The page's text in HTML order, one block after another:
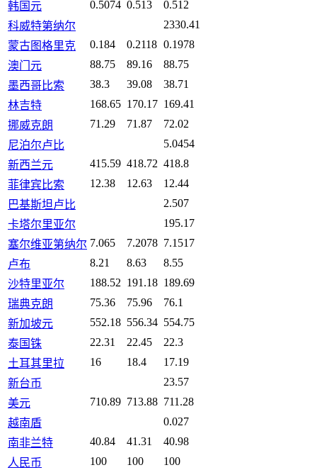
韩国元 0.5074 0.513
0.512
科威特第纳尔
2330.41
蒙古图格里克
0.184 0.2118 0.1978
澳门元
88.75 89.16
88.75
墨西哥比索
38.3 39.08
38.71
林吉特
168.65 170.17 169.41
挪威克朗
71.29 71.87
72.02
尼泊尔卢比
5.0454
新西兰元
415.59 418.72 418.8
菲律宾比索
12.38 12.63
12.44
巴基斯坦卢比
2.507
卡塔尔里亚尔
195.17
塞尔维亚第纳尔 7.065 7.2078 7.1517
卢布
8.21 8.63
8.55
沙特里亚尔
188.52 191.18 189.69
瑞典克朗
75.36 75.96
76.1
新加坡元
552.18 556.34 554.75
泰国铢
22.31 22.45
22.3
土耳其里拉
16 18.4
17.19
新台币
23.57
美元
710.89 713.88 711.28
越南盾
0.027
南非兰特
40.84 41.31
40.98
人民币
100 100 100